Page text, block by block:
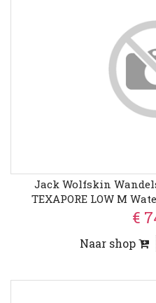
Jack Wolfskin
TEXAPORE LOW M
€
Naar shop